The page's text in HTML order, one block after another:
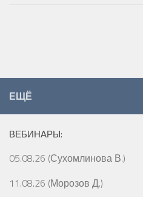
ЕЩЁ
ВЕБИНАРЫ:
05.08.26 (Сухомлинова В.)
11.08.26 (Морозов Д.)